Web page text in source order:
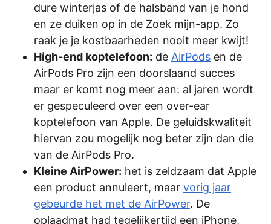
dure winterjas of de halsband van je hond
en ze duiken op in de Zoek mijn-app. Zo
raak je je kostbaarheden nooit meer kwijt!
High-end koptelefoon: de AirPods en de
AirPods Pro zijn een doorslaand succes
maar er komt nog meer aan: al jaren wordt
er gespeculeerd over een over-ear
koptelefoon van Apple. De geluidskwaliteit
hiervan zou mogelijk nog beter zijn dan die
van de AirPods Pro.
Kleine AirPower: het is zeldzaam dat Apple
een product annuleert, maar vorig jaar
gebeurde het met de AirPower. De
oplaadmat had tegelijkertijd een iPhone,